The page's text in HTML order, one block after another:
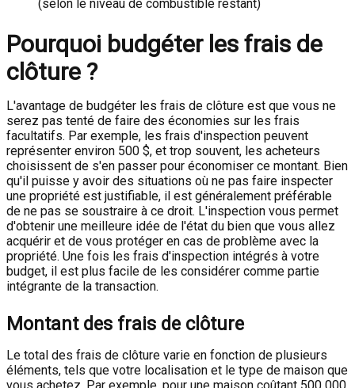
(selon le niveau de combustible restant)
Pourquoi budgéter les frais de
clôture ?
L'avantage de budgéter les frais de clôture est que vous ne
serez pas tenté de faire des économies sur les frais
facultatifs. Par exemple, les frais d'inspection peuvent
représenter environ 500 $, et trop souvent, les acheteurs
choisissent de s'en passer pour économiser ce montant. Bien
qu'il puisse y avoir des situations où ne pas faire inspecter
une propriété est justifiable, il est généralement préférable
de ne pas se soustraire à ce droit. L'inspection vous permet
d'obtenir une meilleure idée de l'état du bien que vous allez
acquérir et de vous protéger en cas de problème avec la
propriété. Une fois les frais d'inspection intégrés à votre
budget, il est plus facile de les considérer comme partie
intégrante de la transaction.
Montant des frais de clôture
Le total des frais de clôture varie en fonction de plusieurs
éléments, tels que votre localisation et le type de maison que